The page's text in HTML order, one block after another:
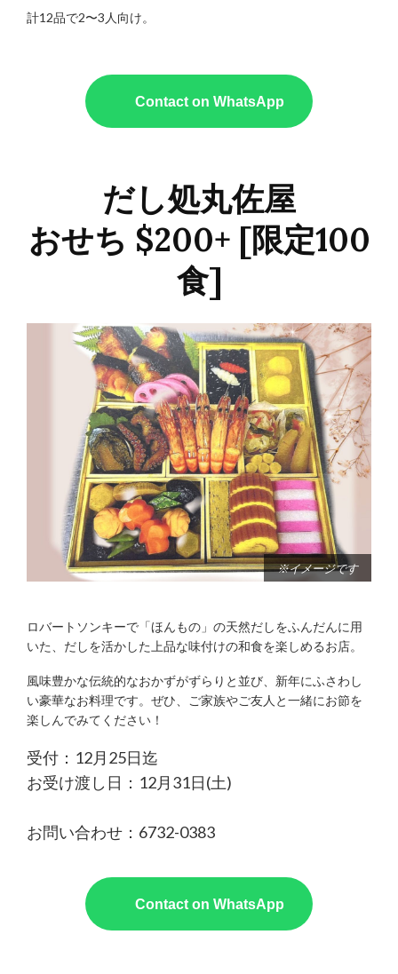
計12品で2〜3人向け。
Contact on WhatsApp
だし処丸佐屋
おせち $200+ [限定100
食]
※イメージです
ロバートソンキーで「ほんもの」の天然だしをふんだんに用
いた、だしを活かした上品な味付けの和食を楽しめるお店。
風味豊かな伝統的なおかずがずらりと並び、 新年にふさわし
い豪華なお料理です。ぜひ、
ご家族やご友人と一緒にお節を
楽しんでみてください！
受付：12月25日迄
お受け渡し日：12月31日(土)
お問い合わせ：6732-0383
Contact on WhatsApp